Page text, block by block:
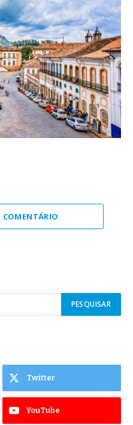
Twitter
YouTube